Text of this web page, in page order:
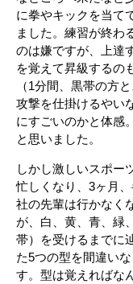
に拳やキックを当て
ました。練習が終わ
のは嫌ですが、上達
を覚えて昇級するの
（1分間、黒帯の方
攻撃を仕掛けるやい
にすごいのかと体感
と思いました。
しかし激しいスポー
忙しくなり、3ヶ月
社の先輩は行かなく
が、白、黄、青、緑
帯）を受けるまでに
た5つの型を間違い
す。型は覚えればな